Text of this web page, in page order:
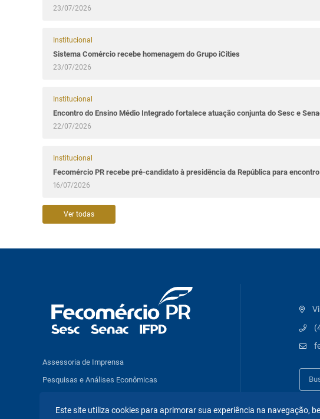
23/07/2026
Institucional
Sistema Comércio recebe homenagem do Grupo iCities
23/07/2026
Institucional
Encontro do Ensino Médio Integrado fortalece atuação conjunta do Sesc e
22/07/2026
Institucional
Fecomércio PR recebe pré-candidato à presidência da República para
16/07/2026
Ver todas
Assessoria de Imprensa
Pesquisas e Análises Econômicas
Este site utiliza cookies para aprimorar sua experiência na navegação,